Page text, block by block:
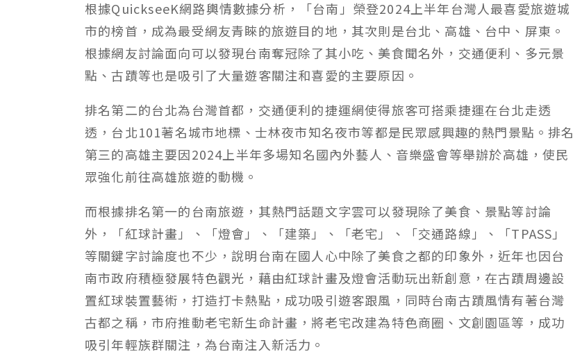
根據QuickseeK網路輿情數據分析，「台南」榮登2024上半年台灣人最喜愛旅遊城
市的榜首，成為最受網友青睞的旅遊目的地，其次則是台北、高雄、台中、屏東。
根據網友討論面向可以發現台南奪冠除了其小吃、美食聞名外，交通便利、多元景
點、古蹟等也是吸引了大量遊客關注和喜愛的主要原因。
排名第二的台北為台灣首都，交通便利的捷運網使得旅客可搭乘捷運在台北走透
透，台北101著名城市地標、士林夜市知名夜市等都是民眾感興趣的熱門景點。排名
第三的高雄主要因2024上半年多場知名國內外藝人、音樂盛會等舉辦於高雄，使民
眾強化前往高雄旅遊的動機。
而根據排名第一的台南旅遊，其熱門話題文字雲可以發現除了美食、景點等討論
外，「紅球計畫」、「燈會」、「建築」、「老宅」、「交通路線」、「TPASS」
等關鍵字討論度也不少，說明台南在國人心中除了美食之都的印象外，近年也因台
南市政府積極發展特色觀光，藉由紅球計畫及燈會活動玩出新創意，在古蹟周邊設
置紅球裝置藝術，打造打卡熱點，成功吸引遊客跟風，同時台南古蹟風情有著台灣
古都之稱，市府推動老宅新生命計畫，將老宅改建為特色商圈、文創園區等，成功
吸引年輕族群關注，為台南注入新活力。